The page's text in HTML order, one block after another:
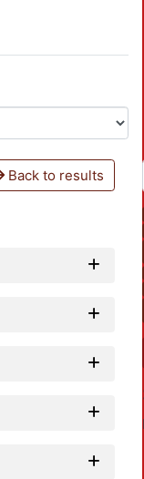
Back to results